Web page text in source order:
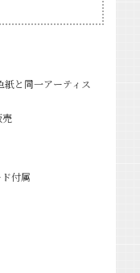
と同一アーティス
付属